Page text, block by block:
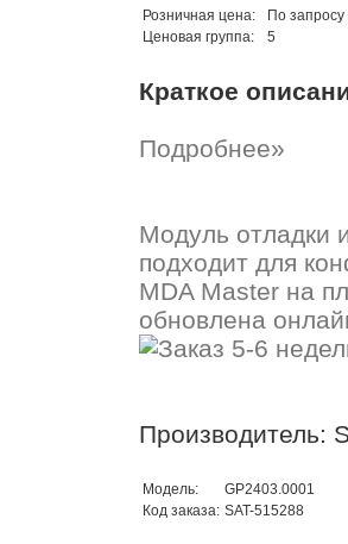
Розничная цена:
По запросу
Ценовая группа:
5
Краткое
Подробнее»
Модуль отладки
подходит для
MDA Master на
обновлена
Производитель:
Модель:
GP2403.0001
Код заказа: SAT-515288